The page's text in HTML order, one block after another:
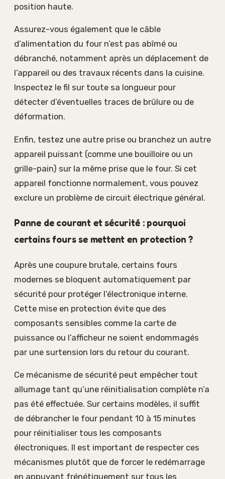
position haute.
Assurez-vous également que le câble
d’alimentation du four n’est pas abîmé ou
débranché, notamment après un déplacement de
l’appareil ou des travaux récents dans la cuisine.
Inspectez le fil sur toute sa longueur pour
détecter d’éventuelles traces de brûlure ou de
déformation.
Enfin, testez une autre prise ou branchez un autre
appareil puissant (comme une bouilloire ou un
grille-pain) sur la même prise que le four. Si cet
appareil fonctionne normalement, vous pouvez
exclure un problème de circuit électrique général.
Panne de courant et sécurité : pourquoi
certains fours se mettent en protection ?
Après une coupure brutale, certains fours
modernes se bloquent automatiquement par
sécurité pour protéger l’électronique interne.
Cette mise en protection évite que des
composants sensibles comme la carte de
puissance ou l’afficheur ne soient endommagés
par une surtension lors du retour du courant.
Ce mécanisme de sécurité peut empêcher tout
allumage tant qu’une réinitialisation complète n’a
pas été effectuée. Sur certains modèles, il suffit
de débrancher le four pendant 10 à 15 minutes
pour réinitialiser tous les composants
électroniques. Il est important de respecter ces
mécanismes plutôt que de forcer le redémarrage
en appuyant frénétiquement sur tous les